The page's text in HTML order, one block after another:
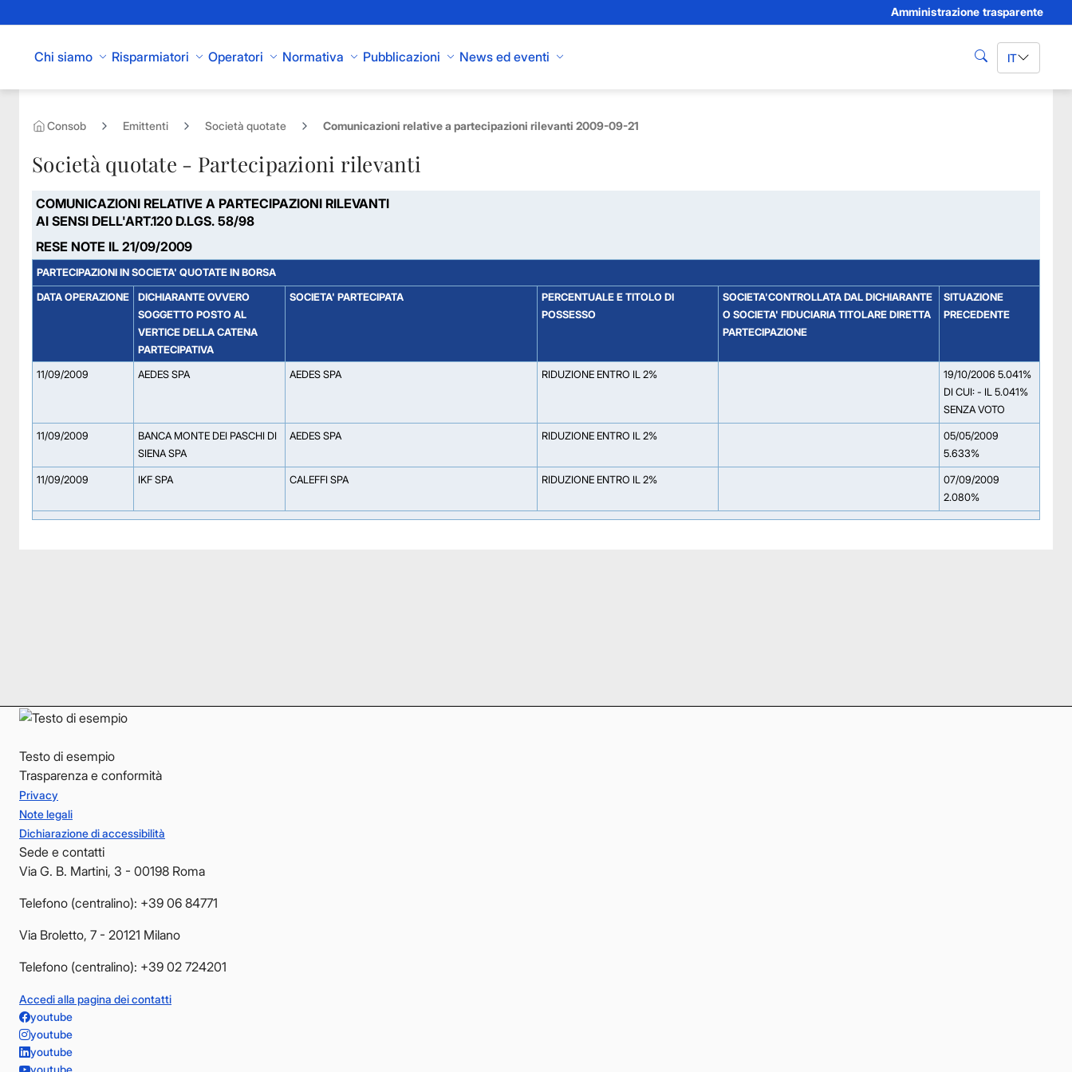
Amministrazione trasparente
Chi siamo Risparmiatori Operatori Normativa Pubblicazioni News ed eventi cerca IT
Consob Emittenti Società quotate Comunicazioni relative a partecipazioni rilevanti 2009-09-21
Società quotate - Partecipazioni rilevanti
COMUNICAZIONI RELATIVE A PARTECIPAZIONI RILEVANTI
AI SENSI DELL'ART.120 D.LGS. 58/98
RESE NOTE IL 21/09/2009
PARTECIPAZIONI IN SOCIETA' QUOTATE IN BORSA
DATA OPERAZIONE
DICHIARANTE OVVERO
SOGGETTO POSTO AL
VERTICE DELLA CATENA
PARTECIPATIVA
SOCIETA' PARTECIPATA
PERCENTUALE E TITOLO DI
POSSESSO
SOCIETA'CONTROLLATA DAL DICHIARANTE
O SOCIETA' FIDUCIARIA TITOLARE DIRETTA
PARTECIPAZIONE
SITUAZIONE
PRECEDENTE
11/09/2009 AEDES SPA AEDES SPA RIDUZIONE ENTRO IL 2%
19/10/2006 5.041%
DI CUI: - IL 5.041%
SENZA VOTO
11/09/2009
BANCA MONTE DEI PASCHI DI
SIENA SPA
AEDES SPA RIDUZIONE ENTRO IL 2%
05/05/2009
5.633%
11/09/2009 IKF SPA CALEFFI SPA RIDUZIONE ENTRO IL 2%
07/09/2009
2.080%
Testo di esempio
Trasparenza e conformità
Privacy
Note legali
Dichiarazione di accessibilità
Sede e contatti
Via G. B. Martini, 3 - 00198 Roma
Telefono (centralino): +39 06 84771
Via Broletto, 7 - 20121 Milano
Telefono (centralino): +39 02 724201
Accedi alla pagina dei contatti
youtube
youtube
youtube
youtube